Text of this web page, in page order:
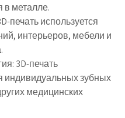
в металле.
печать используется
интерьеров, мебели и
3D-печать
индивидуальных зубных
медицинских